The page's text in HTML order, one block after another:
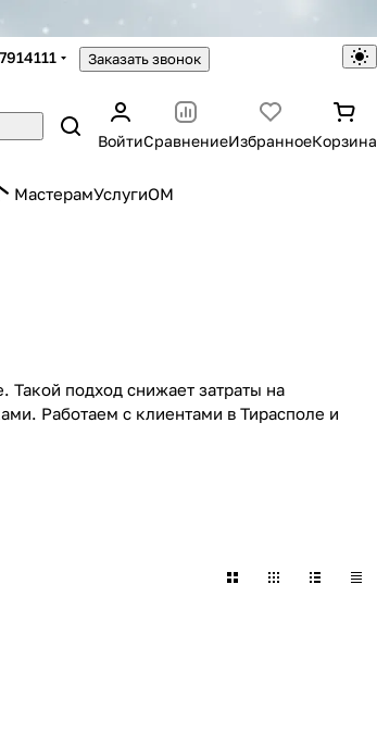
Заказать звонок
ВойтиСравнениеИзбранноеКорзина
МастерамУслугиOM
Такой подход снижает затраты на
Работаем с клиентами в Тирасполе и